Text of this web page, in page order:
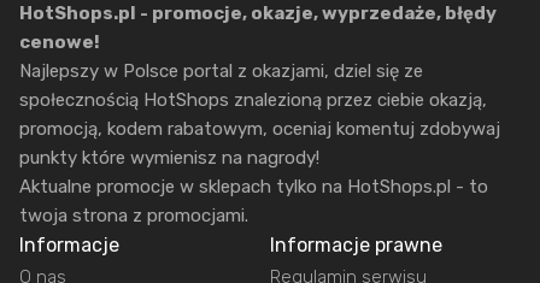
HotShops.pl - promocje, okazje, wyprzedaże, błędy
cenowe!
Najlepszy w Polsce portal z okazjami, dziel się ze
społecznością HotShops znalezioną przez ciebie okazją,
promocją, kodem rabatowym, oceniaj komentuj zdobywaj
punkty które wymienisz na nagrody!
Aktualne promocje w sklepach tylko na HotShops.pl - to
twoja strona z promocjami.
Informacje
O nas
Informacje prawne
Regulamin serwisu